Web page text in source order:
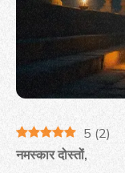
5 (2)
नमस्कार दोस्तों,